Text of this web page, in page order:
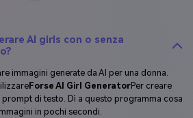
AI girls con o senza
immagini generate da AI per una donna.
Forse AI Girl GeneratorPer creare
di testo. Dì a questo programma cosa
in pochi secondi.